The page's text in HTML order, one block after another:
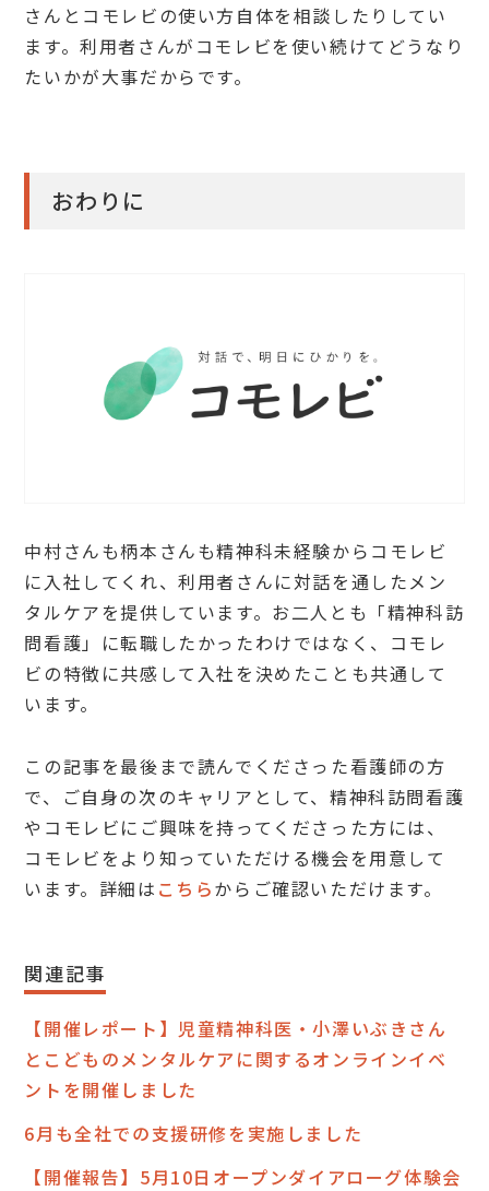
さんとコモレビの使い方自体を相談したりしてい
ます。利用者さんがコモレビを使い続けてどうなり
たいかが大事だからです。
おわりに
中村さんも柄本さんも精神科未経験からコモレビ
に入社してくれ、利用者さんに対話を通したメン
タルケアを提供しています。お二人とも「精神科訪
問看護」に転職したかったわけではなく、コモレ
ビの特徴に共感して入社を決めたことも共通して
います。
この記事を最後まで読んでくださった看護師の方
で、ご自身の次のキャリアとして、精神科訪問看護
やコモレビにご興味を持ってくださった方には、
コモレビをより知っていただける機会を用意して
います。詳細は こちらからご確認いただけます。
関連記事
【開催レポート】児童精神科医・小澤いぶきさん
とこどものメンタルケアに関するオンラインイベ
ントを開催しました
6月も全社での支援研修を実施しました
【開催報告】5月10日オープンダイアローグ体験会